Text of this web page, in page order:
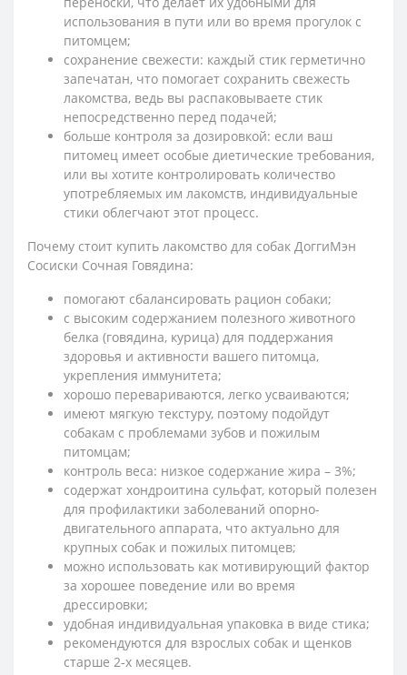
использования в пути или во время прогулок с
питомцем;
сохранение свежести: каждый стик герметично
запечатан, что помогает сохранить свежесть
лакомства, ведь вы распаковываете стик
непосредственно перед подачей;
больше контроля за дозировкой: если ваш
питомец имеет особые диетические требования,
или вы хотите контролировать количество
употребляемых им лакомств, индивидуальные
стики облегчают этот процесс.
Почему стоит купить лакомство для собак ДоггиМэн
Сосиски Сочная Говядина:
помогают сбалансировать рацион собаки;
с высоким содержанием полезного животного
белка (говядина, курица) для поддержания
здоровья и активности вашего питомца,
укрепления иммунитета;
хорошо перевариваются, легко усваиваются;
имеют мягкую текстуру, поэтому подойдут
собакам с проблемами зубов и пожилым
питомцам;
контроль веса: низкое содержание жира – 3%;
содержат хондроитина сульфат, который полезен
для профилактики заболеваний опорно-
двигательного аппарата, что актуально для
крупных собак и пожилых питомцев;
можно использовать как мотивирующий фактор
за хорошее поведение или во время
дрессировки;
удобная индивидуальная упаковка в виде стика;
рекомендуются для взрослых собак и щенков
старше 2-х месяцев.